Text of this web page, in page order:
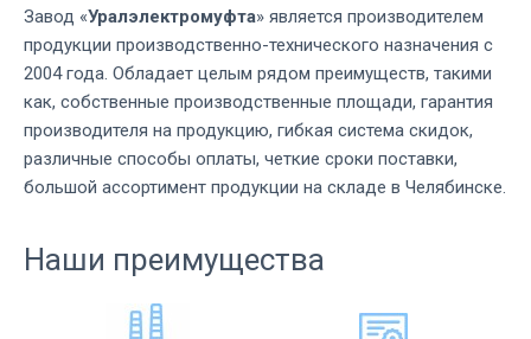
Завод «Уралэлектромуфта» является производителем
продукции производственно-технического назначения с
2004 года. Обладает целым рядом преимуществ, такими
как, собственные производственные площади, гарантия
производителя на продукцию, гибкая система скидок,
различные способы оплаты, четкие сроки поставки,
большой ассортимент продукции на складе в Челябинске.
Наши преимущества